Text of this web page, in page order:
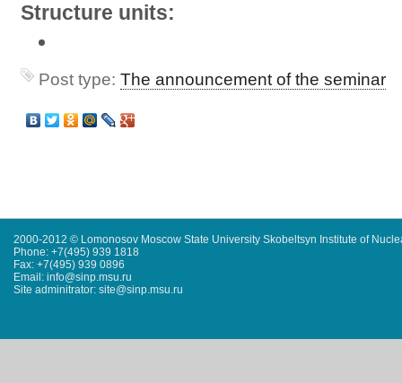
Structure units:
Post type: The announcement of the seminar
2000-2012 © Lomonosov Moscow State University Skobeltsyn Institute of
Phone: +7(495) 939 1818
Fax: +7(495) 939 0896
Email: info@sinp.msu.ru
Site adminitrator: site@sinp.msu.ru